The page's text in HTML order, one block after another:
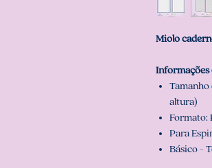
Miolo
Informações
altura)
Formato:
Para
Básico -